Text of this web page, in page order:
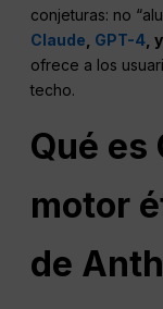
conjeturas: no
Claude GPT-4 ,
ofrece a los
techo.
Qué es
motor
de